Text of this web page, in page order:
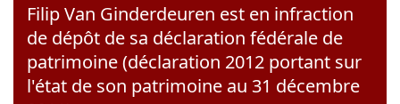
Filip Van Ginderdeuren est en infraction
de dépôt de sa déclaration fédérale de
patrimoine (déclaration 2012 portant sur
l'état de son patrimoine au 31 décembre